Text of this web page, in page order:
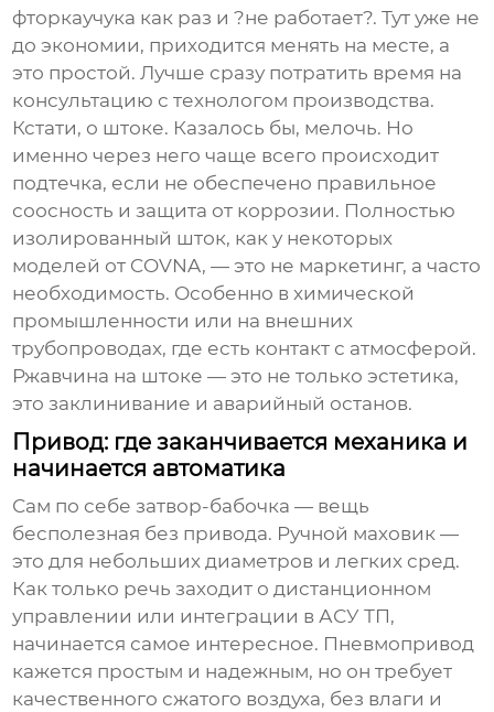
фторкаучука как раз и ?не работает?. Тут уже не
до экономии, приходится менять на месте, а
это простой. Лучше сразу потратить время на
консультацию с технологом производства.
Кстати, о штоке. Казалось бы, мелочь. Но
именно через него чаще всего происходит
подтечка, если не обеспечено правильное
соосность и защита от коррозии. Полностью
изолированный шток, как у некоторых
моделей от COVNA, — это не маркетинг, а часто
необходимость. Особенно в химической
промышленности или на внешних
трубопроводах, где есть контакт с атмосферой.
Ржавчина на штоке — это не только эстетика,
это заклинивание и аварийный останов.
Привод: где заканчивается механика и
начинается автоматика
Сам по себезатвор-бабочка — вещь
бесполезная без привода. Ручной маховик —
это для небольших диаметров и легких сред.
Как только речь заходит о дистанционном
управлении или интеграции в АСУ ТП,
начинается самое интересное. Пневмопривод
кажется простым и надежным, но он требует
качественного сжатого воздуха, без влаги и